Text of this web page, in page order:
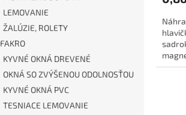
LEMOVANIE
ŽALÚZIE, ROLETY
FAKRO
KYVNÉ OKNÁ DREVENÉ
OKNÁ SO ZVÝŠENOU ODOLNOSŤOU
KYVNÉ OKNÁ PVC
TESNIACE LEMOVANIE